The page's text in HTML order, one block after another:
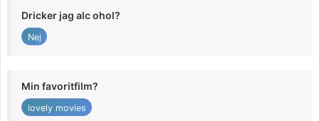
Dricker jag alc ohol?
Nej
Min favoritfilm?
lovely movies